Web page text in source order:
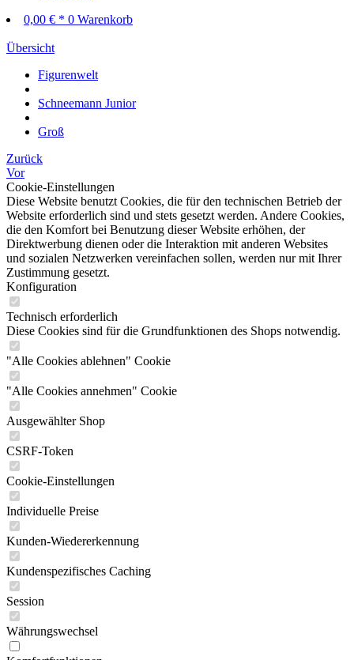
0,00 € * 0 Warenkorb
Übersicht
Figurenwelt
Schneemann Junior
Groß
Zurück
Vor
Cookie-Einstellungen
Diese Website benutzt Cookies, die für den technischen Betrieb der
Website erforderlich sind und stets gesetzt werden. Andere Cookies,
die den Komfort bei Benutzung dieser Website erhöhen, der
Direktwerbung dienen oder die Interaktion mit anderen Websites
und sozialen Netzwerken vereinfachen sollen, werden nur mit Ihrer
Zustimmung gesetzt.
Konfiguration
Technisch erforderlich
Diese Cookies sind für die Grundfunktionen des Shops notwendig.
"Alle Cookies ablehnen" Cookie
"Alle Cookies annehmen" Cookie
Ausgewählter Shop
CSRF-Token
Cookie-Einstellungen
Individuelle Preise
Kunden-Wiedererkennung
Kundenspezifisches Caching
Session
Währungswechsel